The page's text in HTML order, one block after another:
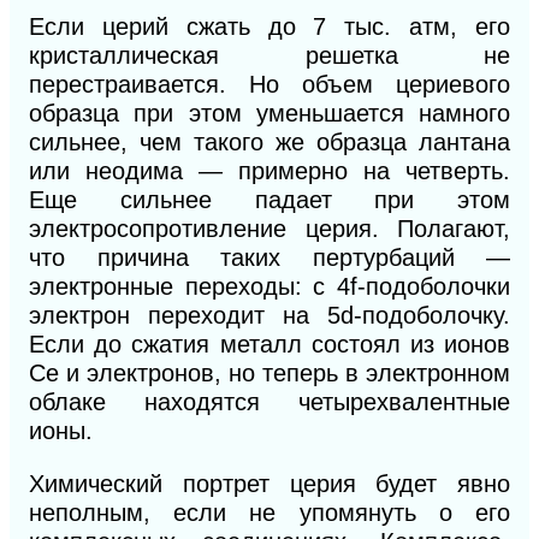
Если церий сжать до 7 тыс. атм, его
кристаллическая решетка не
перестраивается. Но объем цериевого
образца при этом уменьшается намного
сильнее, чем такого же образца лантана
или неодима — примерно на четверть.
Еще сильнее падает при этом
электросопротивление церия. Полагают,
что причина таких пертурбаций —
электронные переходы: с 4f-подоболочки
электрон переходит на 5d-подоболочку.
Если до сжатия металл состоял из ионов
Се и электронов, но теперь в электронном
облаке находятся четырехвалентные
ионы.
Химический портрет церия будет явно
неполным, если не упомянуть о его